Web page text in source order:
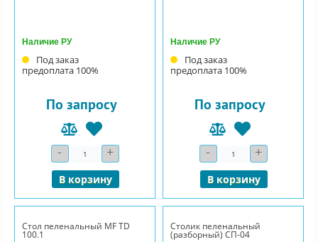
Наличие РУ
Под заказ
предоплата 100%
По запросу
- Количество+
В корзину
Наличие РУ
Под заказ
предоплата 100%
По запросу
- Количество+
В корзину
Стол пеленальный МF TD
100.1
Столик пеленальный
(разборный) СП-04